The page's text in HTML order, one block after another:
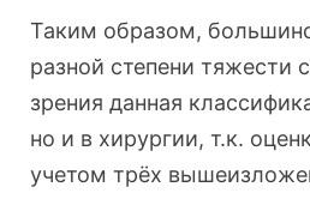
Таким образом,
разной степени тяжести
зрения данная
но и в хирургии, т.к.
учетом трёх